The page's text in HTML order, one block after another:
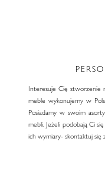
Interesuje Cię stworzenie
meble wykonujemy w
Posiadamy w swoim
mebli. Jeżeli podobają Ci
ich wymiary- skontaktuj się